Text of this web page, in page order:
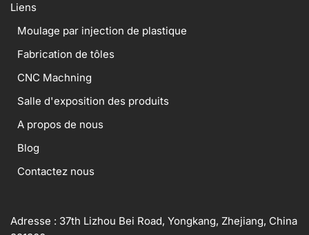
Liens
Moulage par injection de plastique
Fabrication de tôles
CNC Machning
Salle d'exposition des produits
A propos de nous
Blog
Contactez nous
Adresse : 37th Lizhou Bei Road, Yongkang, Zhejiang, China